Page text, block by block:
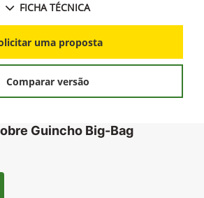
FICHA TÉCNICA
uma proposta
Comparar versão
Guincho Big-Bag